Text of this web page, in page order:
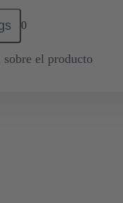
0
sobre el producto